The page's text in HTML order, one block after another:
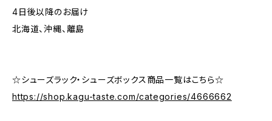
4日後以降のお届け
北海道、沖縄、離島
☆シューズラック・シューズボックス商品一覧はこちら☆
https://shop.kagu-taste.com/categories/4666662